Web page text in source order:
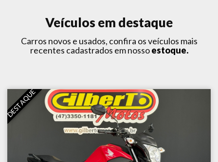
Veículos em destaque
Carros novos e usados, confira os veículos mais
recentes cadastrados em nossoestoque.
DESTAQUE